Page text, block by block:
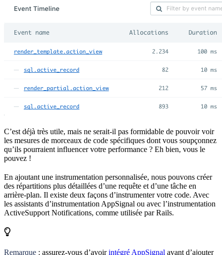
C’est déjà très utile, mais ne serait-il pas formidable de pouvoir voir
les mesures de morceaux de code spécifiques dont vous soupçonnez
qu’ils pourraient influencer votre performance ? Eh bien, vous le
pouvez !
En ajoutant une instrumentation personnalisée, nous pouvons créer
des répartitions plus détaillées d’une requête et d’une tâche en
arrière-plan. Il existe deux façons d’instrumenter votre code. Avec
les assistants d’instrumentation AppSignal ou avec l’instrumentation
ActiveSupport Notifications, comme utilisée par Rails.
Remarque : assurez-vous d’avoirintégré AppSignal avant d’ajouter